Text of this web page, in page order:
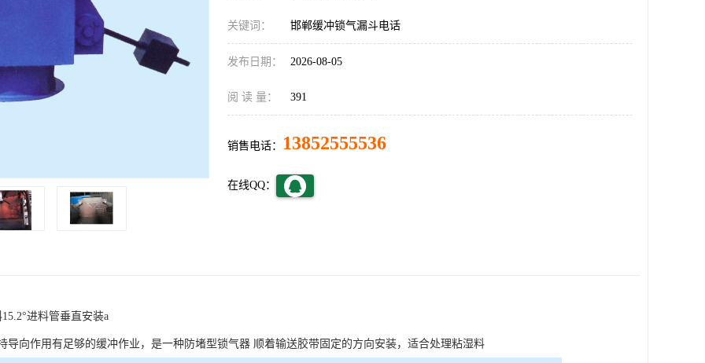
关键词： 邯郸缓冲锁气漏斗电话
发布日期： 2026-08-05
阅 读 量： 391
销售电话： 13852555536
在线QQ：
进料管垂直安装a
向作用有足够的缓冲作业，是一种防堵型锁气器 顺着输送胶带固定的方向安装，适合处理粘湿料